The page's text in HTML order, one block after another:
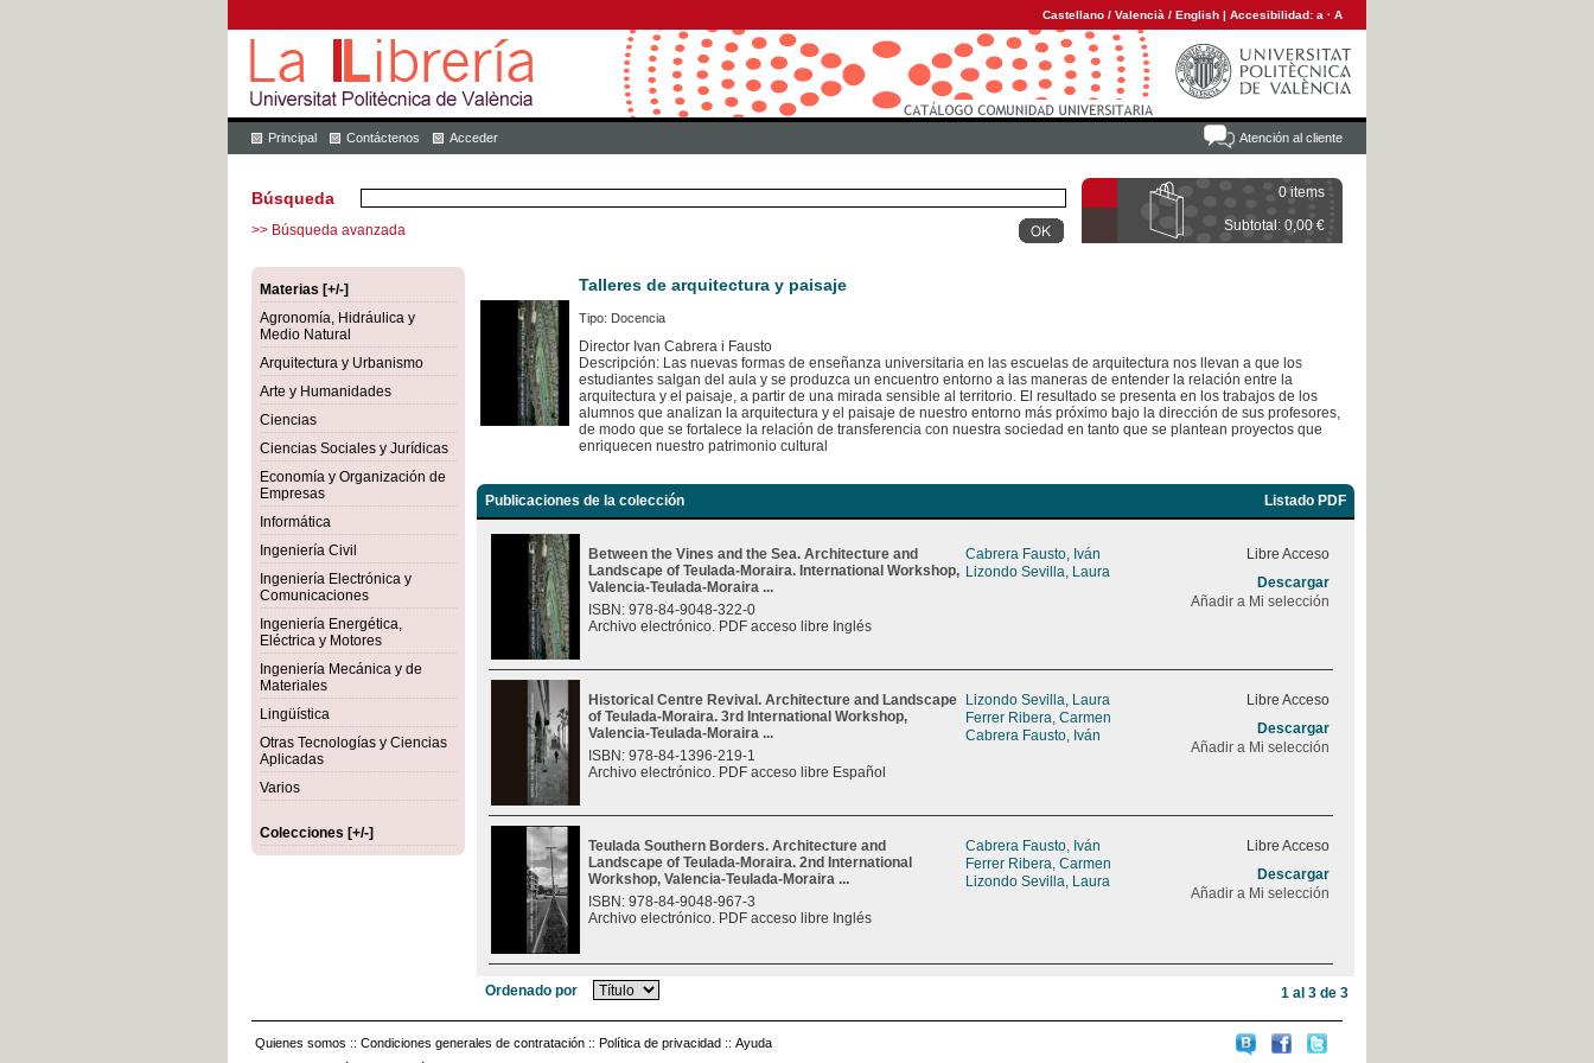
Castellano / Valencià / English | Accesibilidad: a · A
Atención al cliente
Principal Contáctenos Acceder
0 items
Subtotal: 0,00 €
Búsqueda
>> Búsqueda avanzada
Materias [+/-]
Agronomía, Hidráulica y
Medio Natural
Arquitectura y Urbanismo
Arte y Humanidades
Ciencias
Ciencias Sociales y Jurídicas
Economía y Organización de
Empresas
Informática
Ingeniería Civil
Ingeniería Electrónica y
Comunicaciones
Ingeniería Energética,
Eléctrica y Motores
Ingeniería Mecánica y de
Materiales
Lingüística
Otras Tecnologías y Ciencias
Aplicadas
Varios
Colecciones [+/-]
Talleres de arquitectura y paisaje
Tipo: Docencia
Director Ivan Cabrera i Fausto
Descripción: Las nuevas formas de enseñanza universitaria en las escuelas de arquitectura nos llevan a que los
estudiantes salgan del aula y se produzca un encuentro entorno a las maneras de entender la relación entre la
arquitectura y el paisaje, a partir de una mirada sensible al territorio. El resultado se presenta en los trabajos de los
alumnos que analizan la arquitectura y el paisaje de nuestro entorno más próximo bajo la dirección de sus profesores,
de modo que se fortalece la relación de transferencia con nuestra sociedad en tanto que se plantean proyectos que
enriquecen nuestro patrimonio cultural
Publicaciones de la colección Listado PDF
Between the Vines and the Sea. Architecture and
Landscape of Teulada-Moraira. International Workshop,
Valencia-Teulada-Moraira ...
ISBN: 978-84-9048-322-0
Archivo electrónico. PDF acceso libre Inglés
Cabrera Fausto, Iván
Lizondo Sevilla, Laura
Libre Acceso
Descargar
Añadir a Mi selección
Historical Centre Revival. Architecture and Landscape
of Teulada-Moraira. 3rd International Workshop,
Valencia-Teulada-Moraira ...
ISBN: 978-84-1396-219-1
Archivo electrónico. PDF acceso libre Español
Lizondo Sevilla, Laura
Ferrer Ribera, Carmen
Cabrera Fausto, Iván
Libre Acceso
Descargar
Añadir a Mi selección
Teulada Southern Borders. Architecture and
Landscape of Teulada-Moraira. 2nd International
Workshop, Valencia-Teulada-Moraira ...
ISBN: 978-84-9048-967-3
Archivo electrónico. PDF acceso libre Inglés
Cabrera Fausto, Iván
Ferrer Ribera, Carmen
Lizondo Sevilla, Laura
Libre Acceso
Descargar
Añadir a Mi selección
Ordenado por 1 al 3 de 3
Quienes somos :: Condiciones generales de contratación :: Política de privacidad :: Ayuda